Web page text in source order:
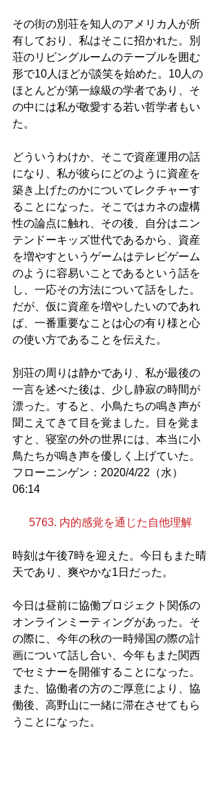
その街の別荘を知人のアメリカ人が所
有しており、私はそこに招かれた。別
荘のリビングルームのテーブルを囲む
形で10人ほどが談笑を始めた。10人の
ほとんどが第一線級の学者であり、そ
の中には私が敬愛する若い哲学者もい
た。
どういうわけか、そこで資産運用の話
になり、私が彼らにどのように資産を
築き上げたのかについてレクチャーす
ることになった。そこではカネの虚構
性の論点に触れ、その後、自分はニン
テンドーキッズ世代であるから、資産
を増やすというゲームはテレビゲーム
のように容易いことであるという話を
し、一応その方法について話をした。
だが、仮に資産を増やしたいのであれ
ば、一番重要なことは心の有り様と心
の使い方であることを伝えた。
別荘の周りは静かであり、私が最後の
一言を述べた後は、少し静寂の時間が
漂った。すると、小鳥たちの鳴き声が
聞こえてきて目を覚ました。目を覚ま
すと、寝室の外の世界には、本当に小
鳥たちが鳴き声を優しく上げていた。
フローニンゲン：2020/4/22（水）
06:14
5763. 内的感覚を通じた自他理解
時刻は午後7時を迎えた。今日もまた晴
天であり、爽やかな1日だった。
今日は昼前に協働プロジェクト関係の
オンラインミーティングがあった。そ
の際に、今年の秋の一時帰国の際の計
画について話し合い、今年もまた関西
でセミナーを開催することになった。
また、協働者の方のご厚意により、協
働後、高野山に一緒に滞在させてもら
うことになった。